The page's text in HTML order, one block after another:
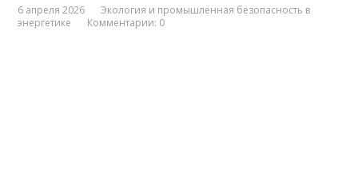
6 апреля 2026
Экология и промышленная безопасность в
энергетике
Комментарии: 0